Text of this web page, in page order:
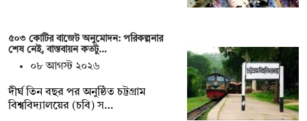
৫০৩ কোটির বাজেট অনুমোদন: পরিকল্পনার
শেষ নেই, বাস্তবায়ন কতটু…
০৮ আগস্ট ২০২৬
দীর্ঘ তিন বছর পর অনুষ্ঠিত চট্টগ্রাম
বিশ্ববিদ্যালয়ের (চবি) স…